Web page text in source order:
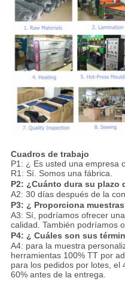
Cuadros de trabajo
P1: ¿ Es usted una empresa
R1: Sí. Somos una fábrica.
P2: ¿Cuánto dura su plazo
A2: 30 días después de la
P3: ¿ Proporciona
A3: Sí, podríamos ofrecer
calidad. También podríamos
P4: ¿ Cuáles son sus
A4: para la muestra
herramientas 100% TT por
para los pedidos por lotes, el
60% antes de la entrega.